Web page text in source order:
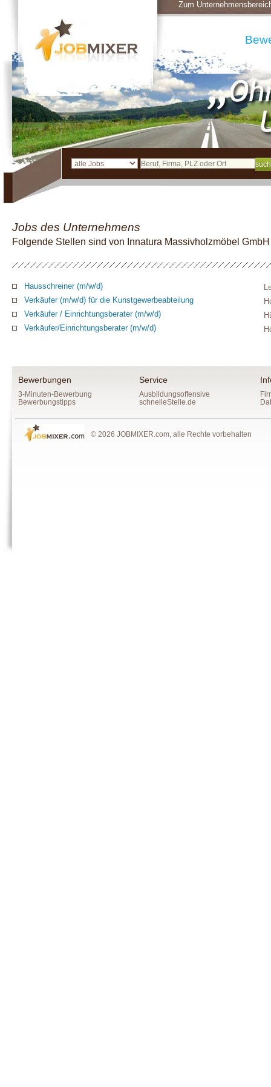
Zum
Jobs des Unternehmens
Folgende Stellen sind von Innatura Massivholzmöbel
Hausschreiner (m/w/d)
Verkäufer (m/w/d) für die Kunstgewerbeabteilung
Verkäufer / Einrichtungsberater (m/w/d)
Verkäufer/Einrichtungsberater (m/w/d)
Bewerbungen
3-Minuten-Bewerbung
Bewerbungstipps
Service
Ausbildungsoffensive
schnelleStelle.de
© 2026 JOBMIXER.com, alle Rechte vorbehalten